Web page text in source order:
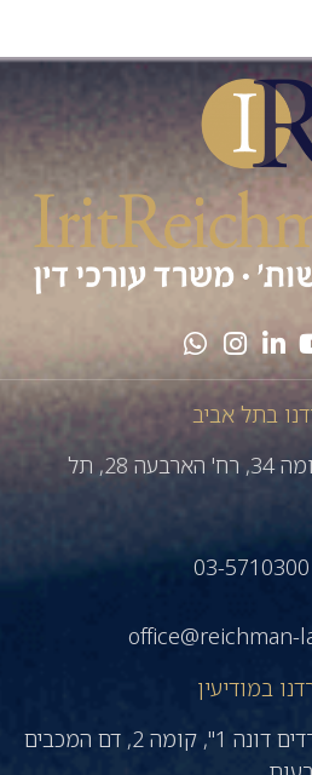
בתל אביב
"מגדלי הארבעה", קומה 34, רח' הארבעה 28, תל
03-5710300
office@reichman-
במודיעין
Rooms -"בניין משרדים דונה 1", קומה 2, דם המכבים